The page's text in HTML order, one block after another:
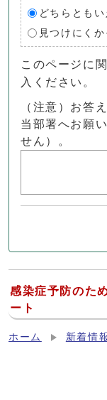
どちらとも
見つけにくか
このページに
入ください。
（注意）お答
当部署へお願
せん）。
感染症予防のた
ート
ホーム 新着情